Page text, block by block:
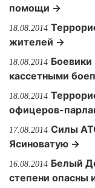
помощи →
18.08.2014
жителей →
18.08.2014 Боевики
кассетными
18.08.2014
офицеров-
17.08.2014 Силы
Ясиноватую →
16.08.2014 Белый
степени опасны